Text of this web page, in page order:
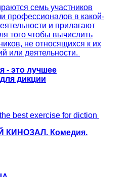
семь участников
профессионалов в какой-
и прилагают
того чтобы вычислить
не относящихся к их
или деятельности.
- это лучшее
дикции
best exercise for diction
КИНОЗАЛ. Комедия.